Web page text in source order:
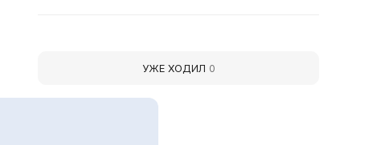
УЖЕ ХОДИЛ 0